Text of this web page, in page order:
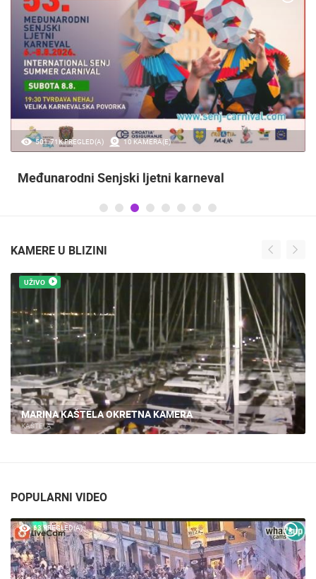
0 PREGLED(A) 3 KAMERA(E)
Maraton lađa
KAMERE U BLIZINI
UŽIVO
KAŠTEL GOMILICA – GIRIČIĆ MARINA UŽIVO, OKRETNA
KAMERA
KAŠTELA
POPULARNI VIDEO
63 PREGLED(A)